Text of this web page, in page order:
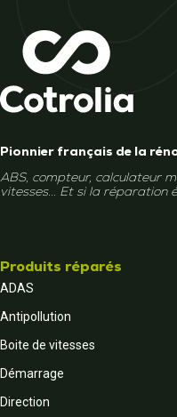
Pionnier français de la
ABS, compteur, calculateur
vitesses... Et si la réparation
Produits réparés
ADAS
Antipollution
Boite de vitesses
Démarrage
Direction